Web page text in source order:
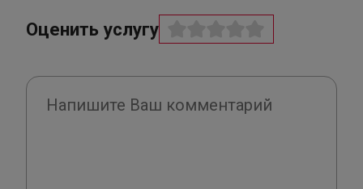
Оценить услугу